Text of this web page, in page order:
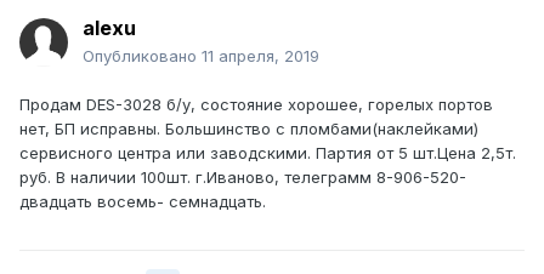
alexu
Опубликовано 11 апреля, 2019
Продам DES-3028 б/у, состояние хорошее, горелых портов
нет, БП исправны. Большинство с пломбами(наклейками)
сервисного центра или заводскими. Партия от 5 шт.Цена 2,5т.
руб. В наличии 100шт. г.Иваново, телеграмм 8-906-520-
двадцать восемь- семнадцать.